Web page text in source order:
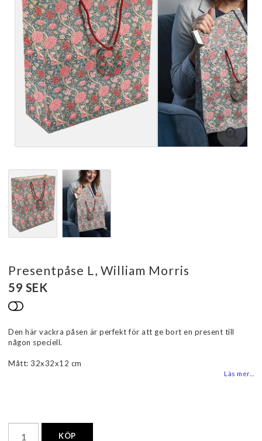
Presentpåse L, William Morris
59 SEK
Lägg till i favoritlistan
Den här vackra påsen är perfekt för att ge bort en present till
någon speciell.
Mått: 32x32x12 cm
Läs mer...
KÖP